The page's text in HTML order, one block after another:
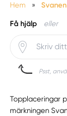
Hem
» Svanen
Få hjälp eller
Psst,
Topplaceringar
märkningen